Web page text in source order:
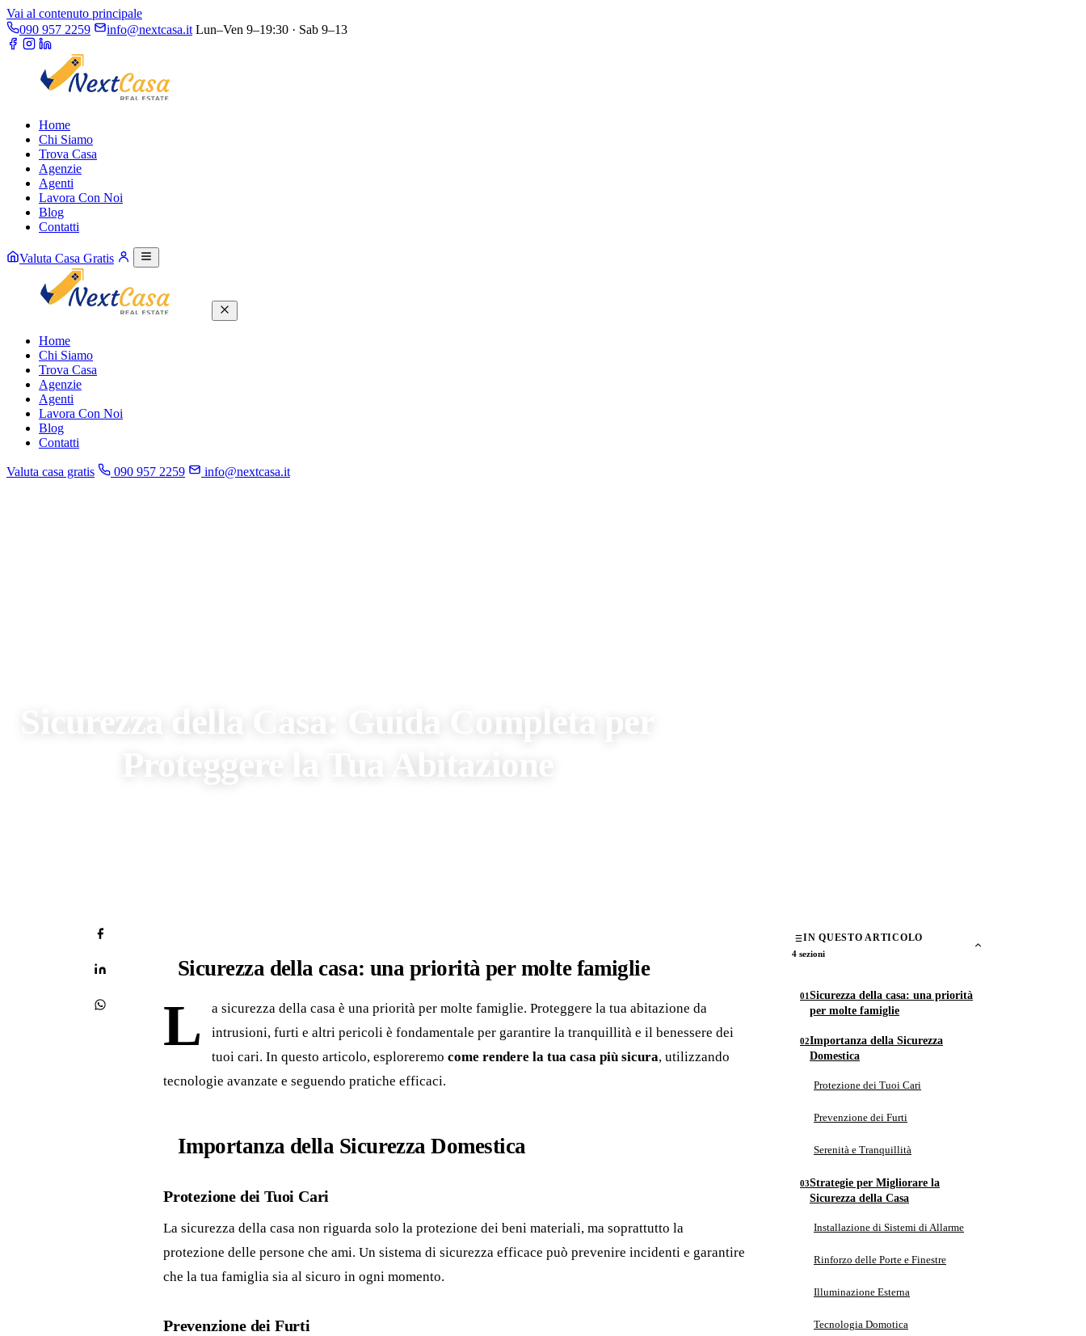
Vai al contenuto principale
090 957 2259
info@nextcasa.it Lun–Ven 9–19:30 · Sab 9–13
Home
Chi Siamo
Trova Casa
Agenzie
Agenti
Lavora Con Noi
Blog
Contatti
Valuta Casa Gratis
Home
Chi Siamo
Trova Casa
Agenzie
Agenti
Lavora Con Noi
Blog
Contatti
Valuta casa gratis 090 957 2259 info@nextcasa.it
Sicurezza della Casa: Guida Completa per
Proteggere la Tua Abitazione
Sicurezza della casa: una priorità per molte famiglie
L
a sicurezza della casa è una priorità per molte famiglie. Proteggere la tua abitazione da
intrusioni, furti e altri pericoli è fondamentale per garantire la tranquillità e il benessere dei
tuoi cari. In questo articolo, esploreremo come rendere la tua casa più sicura, utilizzando
tecnologie avanzate e seguendo pratiche efficaci.
Importanza della Sicurezza Domestica
Protezione dei Tuoi Cari
La sicurezza della casa non riguarda solo la protezione dei beni materiali, ma soprattutto la
protezione delle persone che ami. Un sistema di sicurezza efficace può prevenire incidenti e garantire
che la tua famiglia sia al sicuro in ogni momento.
Prevenzione dei Furti
IN QUESTO ARTICOLO
4 sezioni
Sicurezza della casa: una priorità
per molte famiglie
Importanza della Sicurezza
Domestica
Protezione dei Tuoi Cari
Prevenzione dei Furti
Serenità e Tranquillità
Strategie per Migliorare la
Sicurezza della Casa
Installazione di Sistemi di Allarme
Rinforzo delle Porte e Finestre
Illuminazione Esterna
Tecnologia Domotica